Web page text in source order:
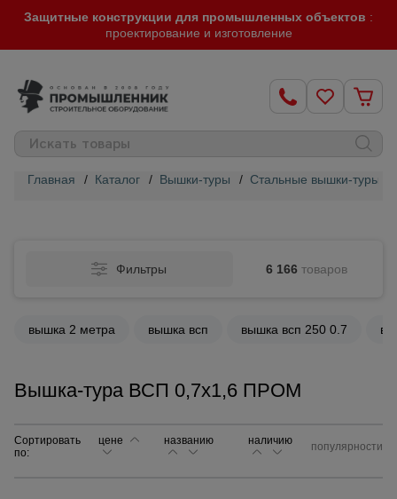
Защитные конструкции для промышленных объектов :
проектирование и изготовление
Главная / Каталог / Вышки-туры / Стальные вышки-туры
Фильтры 6 166 товаров
вышка 2 метра вышка всп вышка всп 250 0.7
Вышка-тура ВСП 0,7x1,6 ПРОМ
Сортировать
по:
цене названию наличию популярности
Сетка,
тенты,